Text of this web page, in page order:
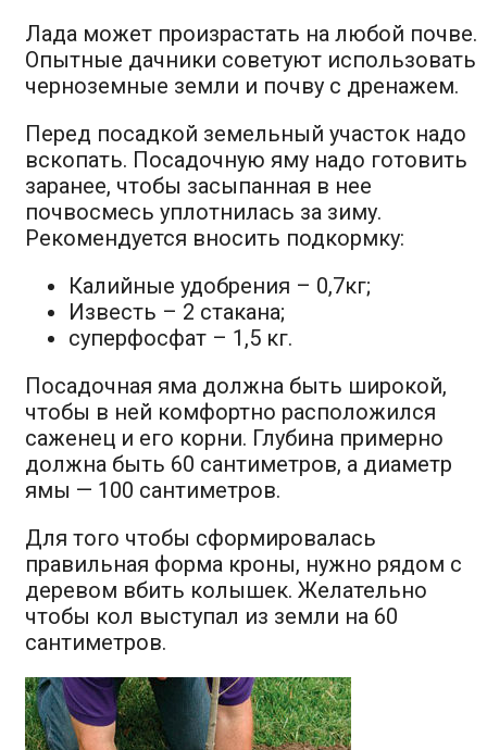
Лада может произрастать на любой почве.
Опытные дачники советуют использовать
черноземные земли и почву с дренажем.
Перед посадкой земельный участок надо
вскопать. Посадочную яму надо готовить
заранее, чтобы засыпанная в нее
почвосмесь уплотнилась за зиму.
Рекомендуется вносить подкормку:
Калийные удобрения – 0,7кг;
Известь – 2 стакана;
суперфосфат – 1,5 кг.
Посадочная яма должна быть широкой,
чтобы в ней комфортно расположился
саженец и его корни. Глубина примерно
должна быть 60 сантиметров, а диаметр
ямы — 100 сантиметров.
Для того чтобы сформировалась
правильная форма кроны, нужно рядом с
деревом вбить колышек. Желательно
чтобы кол выступал из земли на 60
сантиметров.